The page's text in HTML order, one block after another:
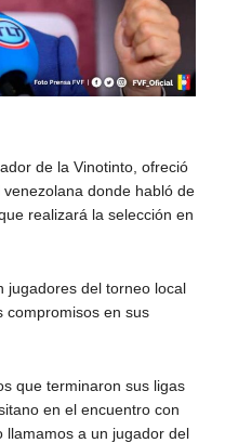
de la Vinotinto, ofreció
donde habló de
realizará la selección en
jugadores del torneo local
compromisos en sus
que terminaron sus ligas
en el encuentro con
llamamos a un jugador del